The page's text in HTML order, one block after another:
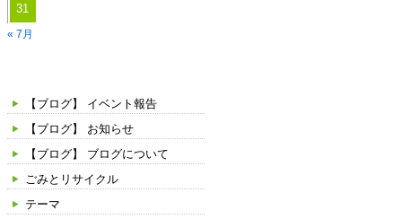
31
« 7月
【ブログ】 イベント報告
【ブログ】 お知らせ
【ブログ】 ブログについて
ごみとリサイクル
テーマ
ア
ス
祭！
～」
の
ご
案
内